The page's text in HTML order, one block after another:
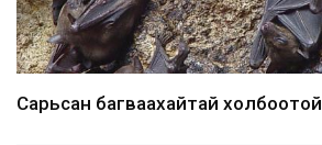
Сарьсан багваахайтай холбоотой